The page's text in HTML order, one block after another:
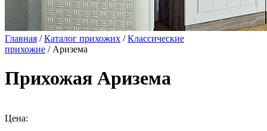
Главная /Каталог прихожих /Классические
прихожие / Аризема
Прихожая Аризема
Цена: